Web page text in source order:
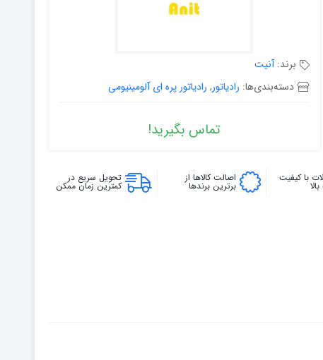
برند:آنیت
دسته‌بندی‌ها: رادیاتور, رادیاتور پره ای آلومینیومی
تماس بگیرید!
با کیفیت اصالت کالاها از
برترین برندها
تحویل سریع در
کمترین زمان ممکن